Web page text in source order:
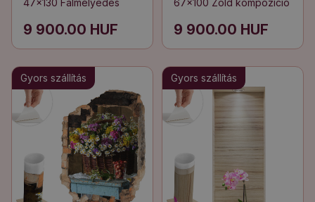
47x130 Falmélyedés
9 900.00 HUF
67x100 Zöld kompozíció
9 900.00 HUF
Gyors szállítás Gyors szállítás